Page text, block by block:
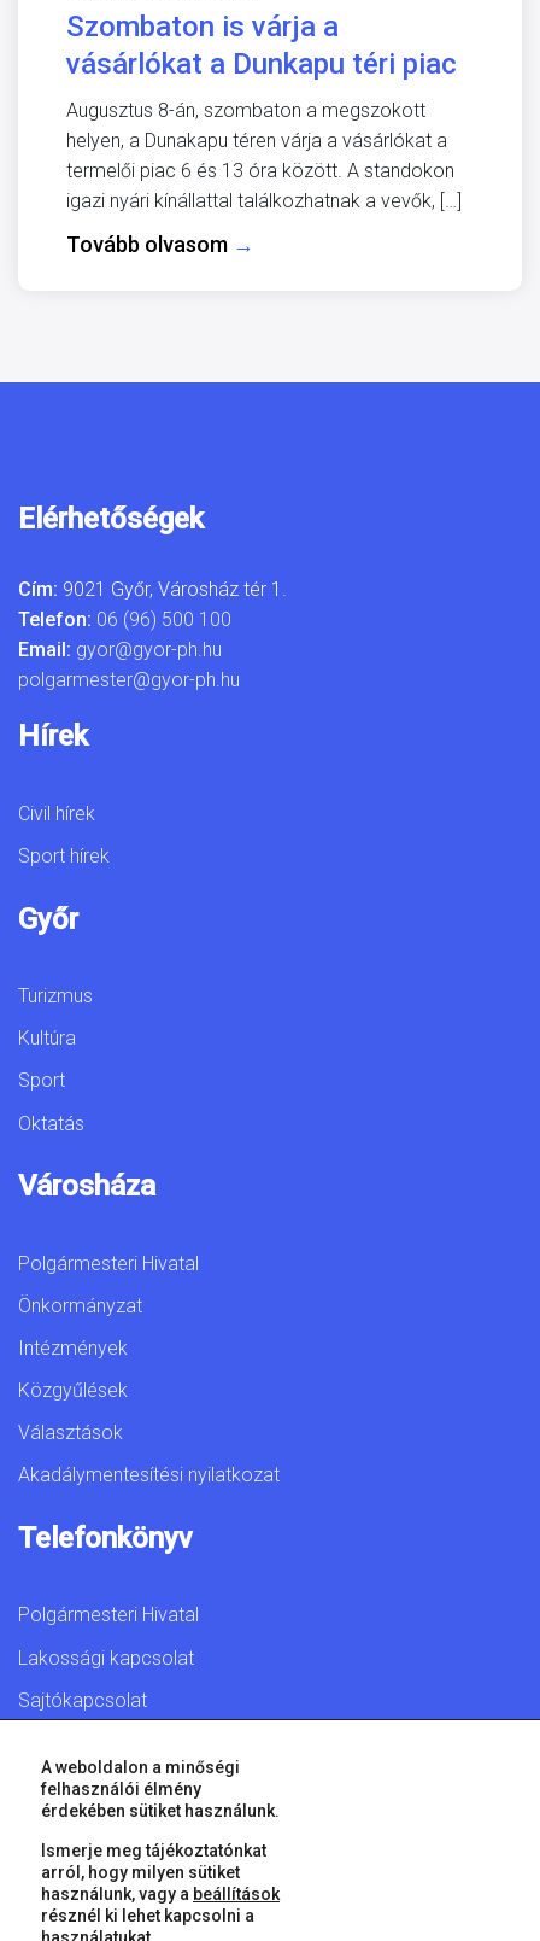
Szombaton is várja a
vásárlókat a Dunkapu téri piac
Augusztus 8-án, szombaton a megszokott
helyen, a Dunakapu téren várja a vásárlókat a
termelői piac 6 és 13 óra között. A standokon
igazi nyári kínállattal találkozhatnak a vevők, […]
Tovább olvasom →
Elérhetőségek
Cím: 9021 Győr, Városház tér 1.
Telefon: 06 (96) 500 100
Email: gyor@gyor-ph.hu
polgarmester@gyor-ph.hu
Hírek
Civil hírek
Sport hírek
Győr
Turizmus
Kultúra
Sport
Oktatás
Városháza
Polgármesteri Hivatal
Önkormányzat
Intézmények
Közgyűlések
Választások
Akadálymentesítési nyilatkozat
Telefonkönyv
Polgármesteri Hivatal
Lakossági kapcsolat
Sajtókapcsolat
© 2026 Győr Megyei Jogú Város • Minden jog fenntartva!
A weboldalon a minőségi
felhasználói élmény
érdekében sütiket használunk.
Ismerje meg tájékoztatónkat
arról, hogy milyen sütiket
használunk, vagy a beállítások
résznél ki lehet kapcsolni a